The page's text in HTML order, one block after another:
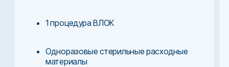
1 процедура ВЛОК
Одноразовые стерильные расходные
материалы